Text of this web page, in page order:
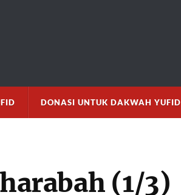
DONASI UNTUK DAKWAH YUFID
(1/3)